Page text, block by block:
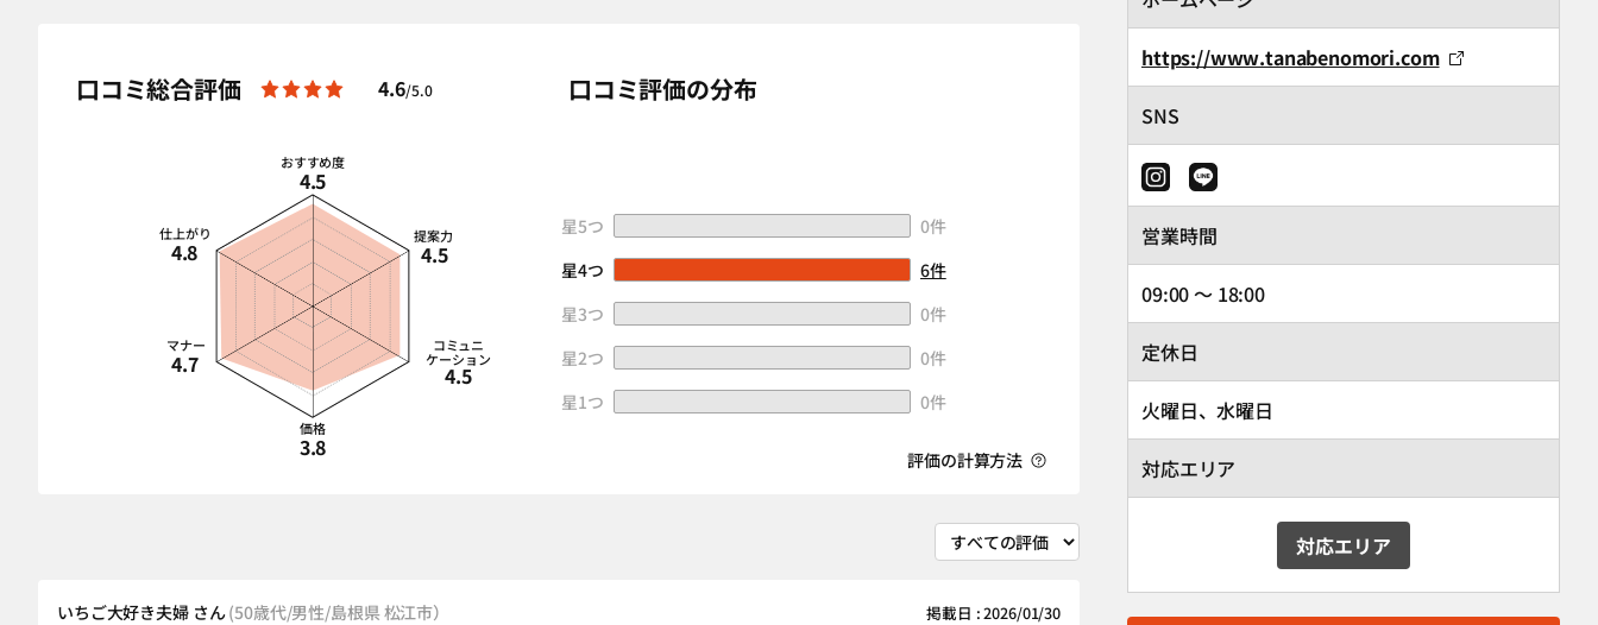
口コミ総合評価 4.6/5.0
おすすめ度
4.5
提案力
4.5
コミュニ
ケーション
4.5
価格
3.8
マナー
4.7
仕上がり
4.8
口コミ評価の分布
星5つ
0件
星4つ
6件
星3つ
0件
星2つ
0件
星1つ
0件
評価の計算方法
いちご大好き夫婦 さん(50歳代/男性/島根県 松江市） 掲載日 : 2026/01/30
https://www.tanabenomori.com
SNS
営業時間
09:00 ～ 18:00
定休日
火曜日、水曜日
対応エリア
対応エリア